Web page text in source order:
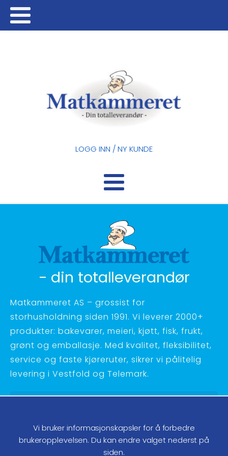
LOGG INN / NY KUNDE
- din totalleverandør
Matkammeret AS – grossist for
storhusholdning siden 1991. Vi leverer 2000+
produkter: bakevarer, meieri, kjøtt, fisk, frukt,
grønt og emballasje. Med kvalitet, fleksibilitet,
service og faste kjøreruter, sikrer vi pålitelig
levering i Vestfold og Telemark.
Telefon:
35 58 48 70
ordre@matkammeret.no
Vi bruker informasjonskapsler for å forbedre
brukeropplevelsen. Du kan endre valget nederst på
siden.